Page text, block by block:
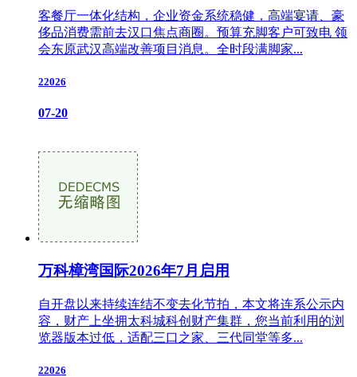
客餐厅一体化结构，企业资金系统稳健，高端宴请、豪
侈品消费需前去汉口焦点商圈。预算充脚客户可致电 领
会东原武汉高端改善项目消息。全时段满脚家...
22026
07-20
万科樟湾国际2026年7月启用
自开盘以来持续连结不变去化节拍，本文将连系公示内
容，财产上坐拥太科城科创财产集群，您当前利用的浏
览器版本过低，适配三口之家、三代同堂等多...
22026